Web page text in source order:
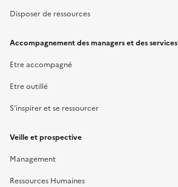
Disposer de ressources
Accompagnement des managers et des services
Etre accompagné
Etre outillé
S’inspirer et se ressourcer
Veille et prospective
Management
Ressources Humaines